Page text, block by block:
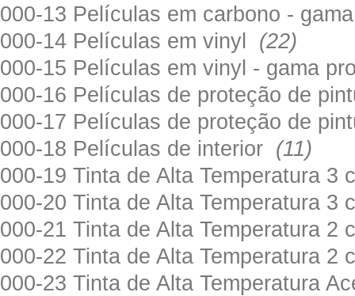
000-13 Películas em carbono -
000-14 Películas em vinyl (22)
000-15 Películas em vinyl - gama
000-16 Películas de proteção de
000-17 Películas de proteção de
000-18 Películas de interior (11)
000-19 Tinta de Alta Temperatura
000-20 Tinta de Alta Temperatura
000-21 Tinta de Alta Temperatura
000-22 Tinta de Alta Temperatura
000-23 Tinta de Alta Temperatura